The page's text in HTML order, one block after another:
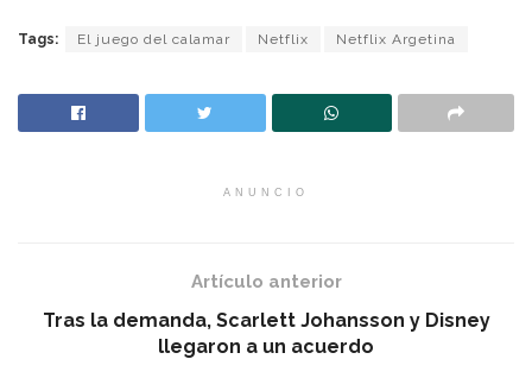
Tags: El juego del calamar Netflix Netflix Argetina
ANUNCIO
Artículo anterior
Tras la demanda, Scarlett Johansson y Disney
llegaron a un acuerdo